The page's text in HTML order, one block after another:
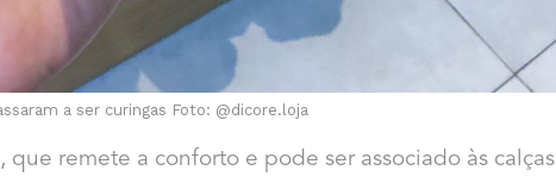
a ser curingas Foto: @dicore.loja
remete a conforto e pode ser associado às calças